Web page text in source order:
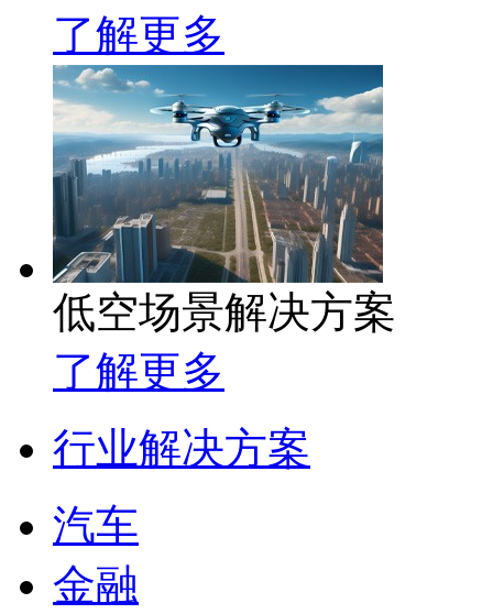
了解更多
低空场景解决方案
了解更多
行业解决方案
汽车
金融